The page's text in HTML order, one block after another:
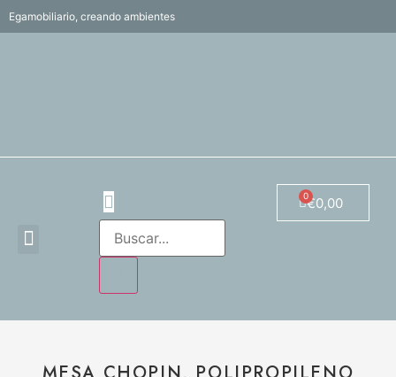
Egamobiliario, creando ambientes
€0,00